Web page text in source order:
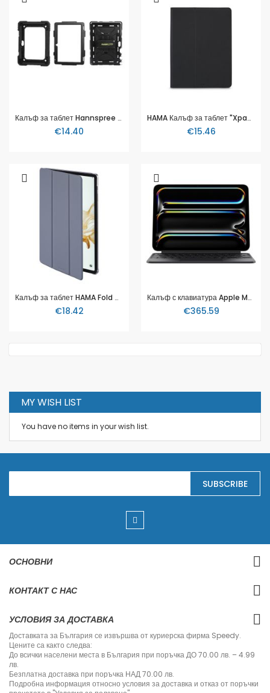
Калъф за таблет Hannspree Apollo 2 Rugged, 10.1", За Apollo 2, Черен
€14.40
HAMA Калъф за таблет "Xpand", 28 - 33 cm (11 - 13"), черен
€15.46
Калъф за таблет HAMA Fold Clear, За Samsung Galaxy Tab S7 FE/S7+/S8+ 12.4", Място за писaлка(S-pen), 217136
€18.42
Калъф с клавиатура Apple Magic Keyboard for iPad Pro 11-inch (M4/M5), черно
€365.59
MY WISH LIST
You have no items in your wish list.
S
g
o
O
N
s
e
t
t
e
r
:
SUBSCRIBE
ОСНОВНИ
КОНТАКТ С НАС
УСЛОВИЯ ЗА ДОСТАВКА
Доставката за България се извършва от куриерска фирма Speedy.
Цените са както следва:
До всички населени места в България при поръчка ДО 70.00 лв. – 4.99
лв.
Безплатна доставка при поръчка НАД 70.00 лв.
Подробна информация относно условия за доставка и отказ от поръчки